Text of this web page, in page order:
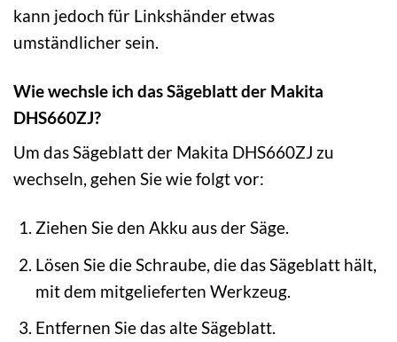
kann jedoch für Linkshänder etwas
umständlicher sein.
Wie wechsle ich das Sägeblatt der Makita
DHS660ZJ?
Um das Sägeblatt der Makita DHS660ZJ zu
wechseln, gehen Sie wie folgt vor:
Ziehen Sie den Akku aus der Säge.
Lösen Sie die Schraube, die das Sägeblatt hält,
mit dem mitgelieferten Werkzeug.
Entfernen Sie das alte Sägeblatt.